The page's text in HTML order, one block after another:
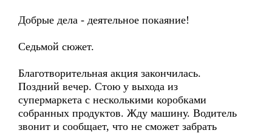
Добрые дела - деятельное покаяние!
Седьмой сюжет.
Благотворительная акция закончилась.
Поздний вечер. Стою у выхода из
супермаркета с несколькими коробками
собранных продуктов. Жду машину. Водитель
звонит и сообщает, что не сможет забрать